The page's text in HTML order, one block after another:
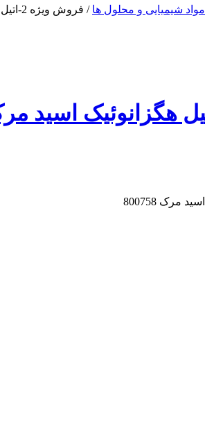
مواد شیمیایی و محلول ها / فروش ویژه 2-اتیل هگزانوئیک اسید مرک 800758